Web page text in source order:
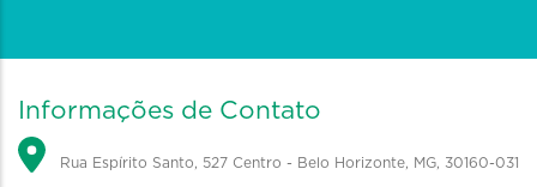
Informações de Contato
Rua Espírito Santo, 527 Centro - Belo Horizonte, MG, 30160-031